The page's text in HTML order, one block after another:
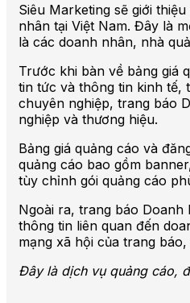
Siêu Marketing sẽ giới
nhân tại Việt Nam. Đây là
là các doanh nhân, nhà
Trước khi bàn về bảng giá
tin tức và thông tin kinh tế,
chuyên nghiệp, trang báo
nghiệp và thương hiệu.
Bảng giá quảng cáo và
quảng cáo bao gồm
tùy chỉnh gói quảng cáo
Ngoài ra, trang báo
thông tin liên quan đến
mạng xã hội của trang
Đây là dịch vụ quảng cáo,